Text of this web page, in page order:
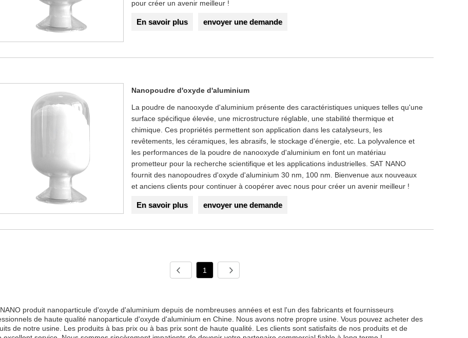
pour créer un avenir meilleur !
En savoir plus envoyer une demande
Nanopoudre d'oxyde d'aluminium
La poudre de nanooxyde d'aluminium présente des caractéristiques uniques telles qu'une
surface spécifique élevée, une microstructure réglable, une stabilité thermique et
chimique. Ces propriétés permettent son application dans les catalyseurs, les
revêtements, les céramiques, les abrasifs, le stockage d'énergie, etc. La polyvalence et
les performances de la poudre de nanooxyde d'aluminium en font un matériau
prometteur pour la recherche scientifique et les applications industrielles. SAT NANO
fournit des nanopoudres d'oxyde d'aluminium 30 nm, 100 nm. Bienvenue aux nouveaux
et anciens clients pour continuer à coopérer avec nous pour créer un avenir meilleur !
En savoir plus envoyer une demande
1
produit nanoparticule d'oxyde d'aluminium depuis de nombreuses années et est l'un des fabricants et fournisseurs
de haute qualité nanoparticule d'oxyde d'aluminium en Chine. Nous avons notre propre usine. Vous pouvez acheter des
de notre usine. Les produits à bas prix ou à bas prix sont de haute qualité. Les clients sont satisfaits de nos produits et de